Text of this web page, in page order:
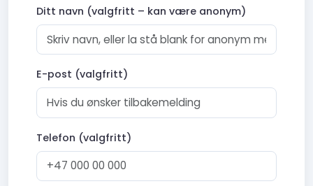
Ditt navn (valgfritt – kan være anonym)
E-post (valgfritt)
Telefon (valgfritt)